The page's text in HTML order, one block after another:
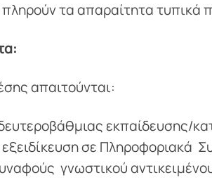
τα απαραίτητα τυπικά
απαιτούνται:
εκπαίδευσης/
εξειδίκευση σε Πληροφοριακά
γνωστικού